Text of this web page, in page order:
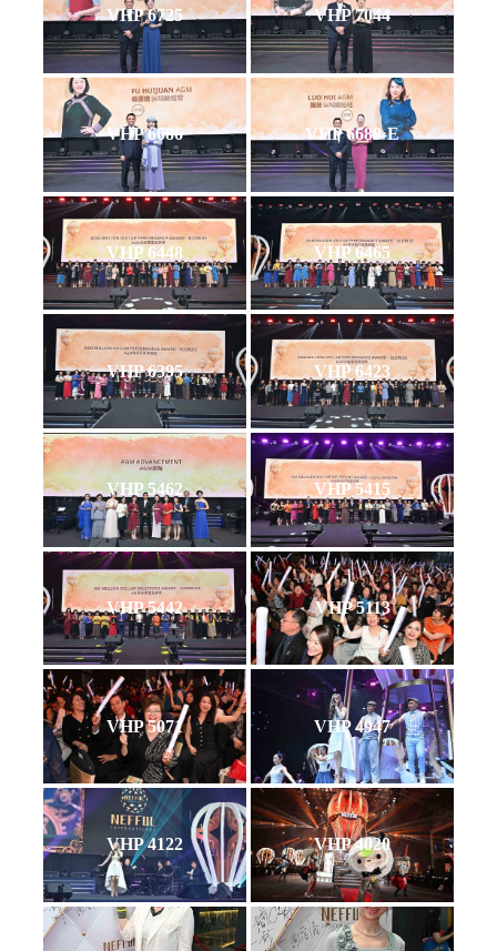
VHP 6725 VHP 7044
VHP 6686 VHP 6689-E
VHP 6448 VHP 6465
VHP 6395 VHP 6423
VHP 5462 VHP 5415
VHP 5442 VHP 5113
VHP 5071 VHP 4947
VHP 4122 VHP 4020